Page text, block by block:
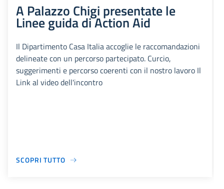
A Palazzo Chigi presentate le
Linee guida di Action Aid
Il Dipartimento Casa Italia accoglie le raccomandazioni
delineate con un percorso partecipato. Curcio,
suggerimenti e percorso coerenti con il nostro lavoro Il
Link al video dell'incontro
SCOPRI TUTTO